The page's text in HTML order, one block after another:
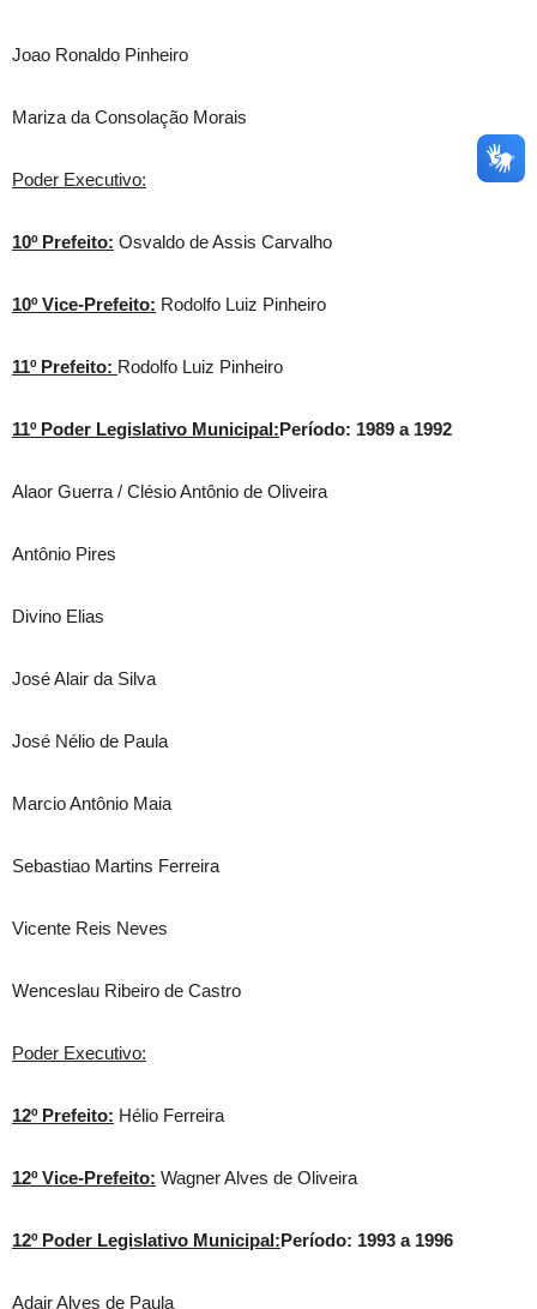
Joao Ronaldo Pinheiro
Mariza da Consolação Morais
Poder Executivo:
10º Prefeito: Osvaldo de Assis Carvalho
10º Vice-Prefeito: Rodolfo Luiz Pinheiro
11º Prefeito: Rodolfo Luiz Pinheiro
11º Poder Legislativo Municipal:Período: 1989 a 1992
Alaor Guerra / Clésio Antônio de Oliveira
Antônio Pires
Divino Elias
José Alair da Silva
José Nélio de Paula
Marcio Antônio Maia
Sebastiao Martins Ferreira
Vicente Reis Neves
Wenceslau Ribeiro de Castro
Poder Executivo:
12º Prefeito: Hélio Ferreira
12º Vice-Prefeito: Wagner Alves de Oliveira
12º Poder Legislativo Municipal:Período: 1993 a 1996
Adair Alves de Paula